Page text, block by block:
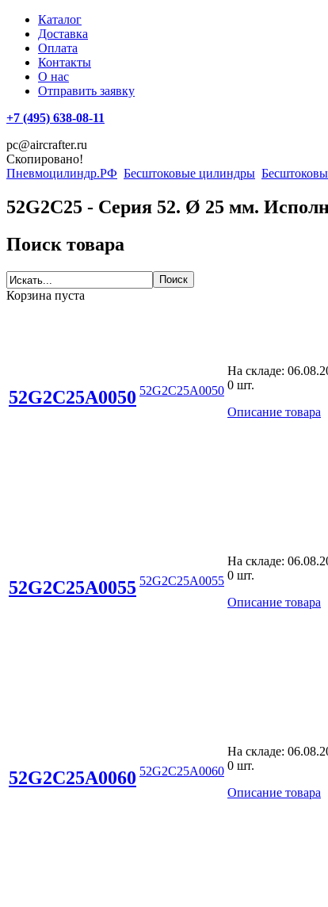
Каталог
Доставка
Оплата
Контакты
О нас
Отправить заявку
+7 (495) 638-08-11
pc@aircrafter.ru
Скопировано!
Пневмоцилиндр.РФ Бесштоковые цилиндры
52G2C25 - Серия 52. Ø 25 мм.
Поиск товара
Корзина пуста
52G2C25A0050 52G2C25A0050
На складе:
0 шт.
Описание товара
52G2C25A0055 52G2C25A0055
На складе:
0 шт.
Описание товара
52G2C25A0060 52G2C25A0060
На складе:
0 шт.
Описание товара